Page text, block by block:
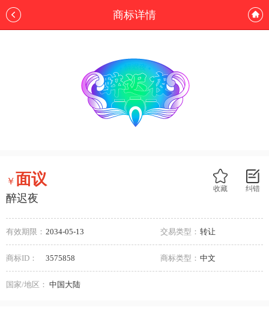
商标详情
纠错
收藏
￥面议
醉迟夜
有效期限： 2034-05-13 交易类型： 转让
商标ID： 3575858 商标类型： 中文
国家/地区： 中国大陆